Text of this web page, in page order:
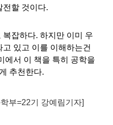
전할 것이다.
복잡하다. 하지만 이미 우
있고 이를 이해하는건
에서 이 책을 특히 공학을
추천한다.
학부=22기 강예림기자]